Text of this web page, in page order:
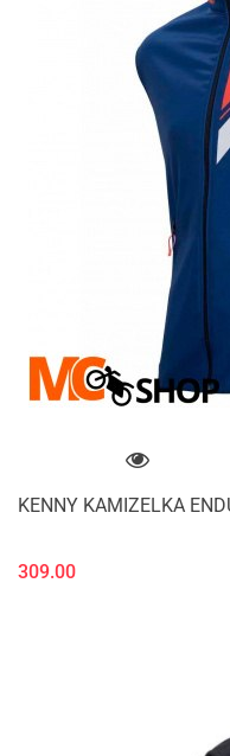
KENNY KAMIZELKA
309.00